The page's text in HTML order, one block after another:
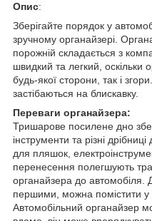
Опис:
Зберігайте порядок у
зручному органайзері.
порожній складається з
швидкий та легкий, оскільки
будь-якої сторони, так і
застібаються на блискавку.
Переваги органайзера:
Тришарове посилене дно
інструменти та різні
для пляшок,
перенесення полегшують
органайзера до автомобіля.
першими, можна помістити у
Автомобільний органайзер